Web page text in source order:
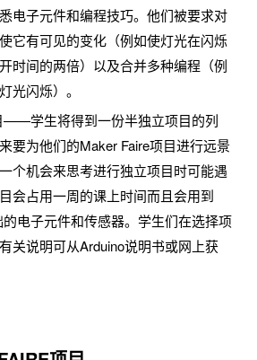
电子元件和编程技巧。他们被要求对
它有可见的变化（例如使灯光在闪烁
时间的两倍）以及合并多种编程（例
光闪烁）。
——学生将得到一份半独立项目的列
要为他们的Maker Faire项目进行远景
个机会来思考进行独立项目时可能遇
会占用一周的课上时间而且会用到
电子元件和传感器。学生们在选择项
关说明可从Arduino说明书或网上获